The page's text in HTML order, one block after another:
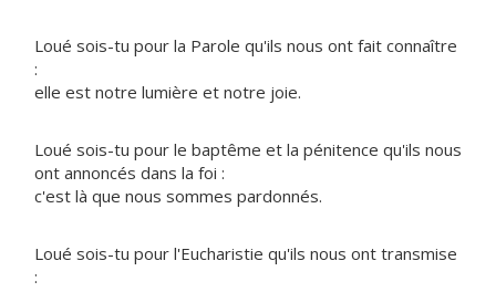
Loué sois-tu pour la Parole qu'ils nous ont fait connaître
:
elle est notre lumière et notre joie.
Loué sois-tu pour le baptême et la pénitence qu'ils nous
ont annoncés dans la foi :
c'est là que nous sommes pardonnés.
Loué sois-tu pour l'Eucharistie qu'ils nous ont transmise
: